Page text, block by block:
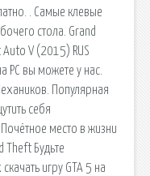
. Самые клевые
стола. Grand
Auto V (2015) RUS
PC вы можете у нас.
Популярная
себя
место в жизни
Theft Будьте
игру GTA 5 на